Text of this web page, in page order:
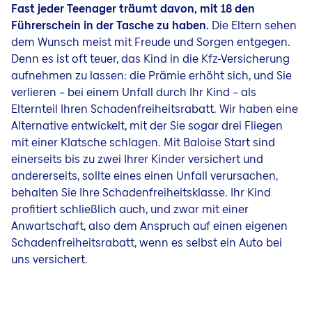
Fast jeder Teenager träumt davon, mit 18 den
Führerschein in der Tasche zu haben. Die Eltern sehen
dem Wunsch meist mit Freude und Sorgen entgegen.
Denn es ist oft teuer, das Kind in die Kfz-Versicherung
aufnehmen zu lassen: die Prämie erhöht sich, und Sie
verlieren – bei einem Unfall durch Ihr Kind – als
Elternteil Ihren Schadenfreiheitsrabatt. Wir haben eine
Alternative entwickelt, mit der Sie sogar drei Fliegen
mit einer Klatsche schlagen. Mit Baloise Start sind
einerseits bis zu zwei Ihrer Kinder versichert und
andererseits, sollte eines einen Unfall verursachen,
behalten Sie Ihre Schadenfreiheitsklasse. Ihr Kind
profitiert schließlich auch, und zwar mit einer
Anwartschaft, also dem Anspruch auf einen eigenen
Schadenfreiheitsrabatt, wenn es selbst ein Auto bei
uns versichert.